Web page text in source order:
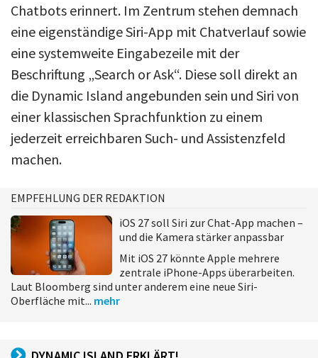
Chatbots erinnert. Im Zentrum stehen demnach
eine eigenständige Siri-App mit Chatverlauf sowie
eine systemweite Eingabezeile mit der
Beschriftung „Search or Ask“. Diese soll direkt an
die Dynamic Island angebunden sein und Siri von
einer klassischen Sprachfunktion zu einem
jederzeit erreichbaren Such- und Assistenzfeld
machen.
EMPFEHLUNG DER REDAKTION
iOS 27 soll Siri zur Chat-App machen –
und die Kamera stärker anpassbar
Mit iOS 27 könnte Apple mehrere
zentrale iPhone-Apps überarbeiten.
Laut Bloomberg sind unter anderem eine neue Siri-
Oberfläche mit... mehr